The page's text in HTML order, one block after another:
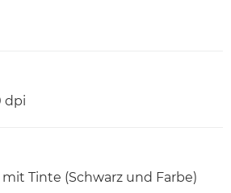
dpi
Tinte (Schwarz und Farbe)